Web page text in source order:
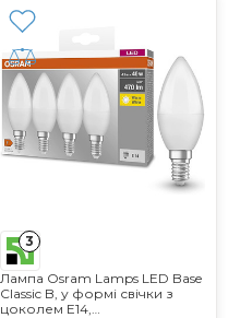
3
Лампа Osram Lamps LED Base
Classic B, у формі свічки з
цоколем E14,